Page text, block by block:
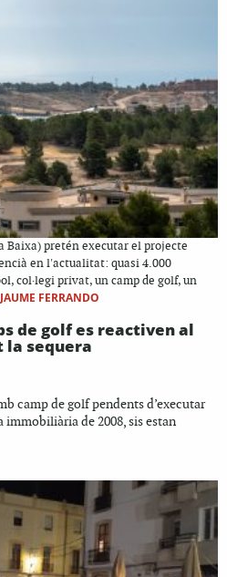
Baixa) pretén executar el projecte
en l'actualitat: quasi 4.000
col·legi privat, un camp de golf, un
JAUME FERRANDO
de golf es reactiven al
la sequera
camp de golf pendents d’executar
immobiliària de 2008, sis estan